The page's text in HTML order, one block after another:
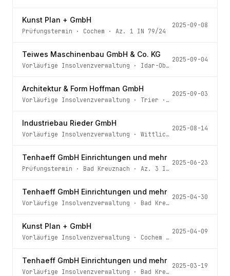
Kunst Plan + GmbH
Prüfungstermin · Cochem · Az. 1 IN 79/24
2025-09-08
Teiwes Maschinenbau GmbH & Co. KG
Vorläufige Insolvenzverwaltung · Idar-Oberstein
2025-09-04
Architektur & Form Hoffman GmbH
Vorläufige Insolvenzverwaltung · Trier · Az.
2025-09-03
Industriebau Rieder GmbH
Vorläufige Insolvenzverwaltung · Wittlich
2025-08-14
Tenhaeff GmbH Einrichtungen und mehr
Prüfungstermin · Bad Kreuznach · Az. 3 IN 36/25
2025-06-23
Tenhaeff GmbH Einrichtungen und mehr
Vorläufige Insolvenzverwaltung · Bad Kreuznach
2025-04-30
Kunst Plan + GmbH
Vorläufige Insolvenzverwaltung · Cochem
2025-04-09
Tenhaeff GmbH Einrichtungen und mehr
Vorläufige Insolvenzverwaltung · Bad Kreuznach
2025-03-19